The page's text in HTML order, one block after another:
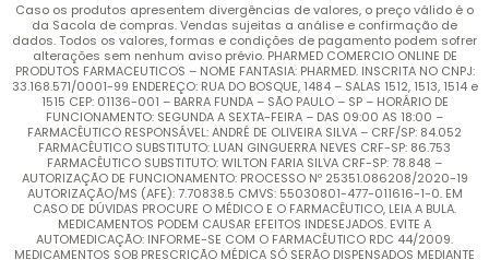
Caso os produtos apresentem divergências de valores, o preço válido é o
da Sacola de compras. Vendas sujeitas a análise e confirmação de
dados. Todos os valores, formas e condições de pagamento podem sofrer
alterações sem nenhum aviso prévio. PHARMED COMERCIO ONLINE DE
PRODUTOS FARMACEUTICOS – NOME FANTASIA: PHARMED. INSCRITA NO CNPJ:
33.168.571/0001-99 ENDEREÇO: RUA DO BOSQUE, 1484 – SALAS 1512, 1513, 1514 e
1515 CEP: 01136-001 – BARRA FUNDA – SÃO PAULO – SP – HORÁRIO DE
FUNCIONAMENTO: SEGUNDA A SEXTA-FEIRA – DAS 09:00 AS 18:00 –
FARMACÊUTICO RESPONSÁVEL: ANDRÉ DE OLIVEIRA SILVA – CRF/SP: 84.052
FARMACÊUTICO SUBSTITUTO: LUAN GINGUERRA NEVES CRF-SP: 86.753
FARMACÊUTICO SUBSTITUTO: WILTON FARIA SILVA CRF-SP: 78.848 –
AUTORIZAÇÃO DE FUNCIONAMENTO: PROCESSO Nº 25351.086208/2020-19
AUTORIZAÇÃO/MS (AFE): 7.70838.5 CMVS: 55030801-477-011616-1-0. EM
CASO DE DÚVIDAS PROCURE O MÉDICO E O FARMACÊUTICO, LEIA A BULA.
MEDICAMENTOS PODEM CAUSAR EFEITOS INDESEJADOS. EVITE A
AUTOMEDICAÇÃO: INFORME-SE COM O FARMACÊUTICO RDC 44/2009.
MEDICAMENTOS SOB PRESCRIÇÃO MÉDICA SÓ SERÃO DISPENSADOS MEDIANTE